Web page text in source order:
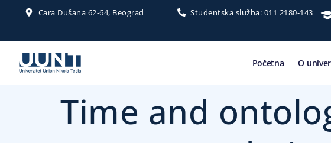
Cara Dušana 62-64, Beograd Studentska služba: 011 2180-143
Početna O
Time and